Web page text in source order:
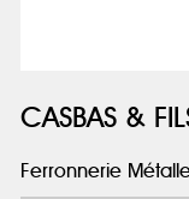
CASBAS &
Ferronnerie